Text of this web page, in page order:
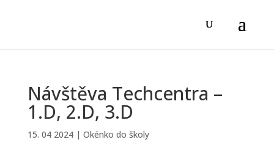
Návštěva Techcentra –
1.D, 2.D, 3.D
15. 04 2024| Okénko do školy